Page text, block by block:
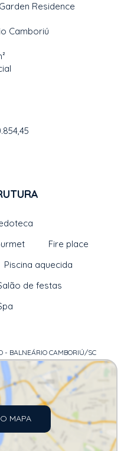
Residence
Camboriú
Fire place
Piscina aquecida
de festas
- BALNEÁRIO CAMBORIÚ/SC
MAPA